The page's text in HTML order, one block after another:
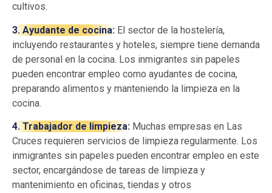
cultivos.
3. Ayudante de cocina: El sector de la hostelería,
incluyendo restaurantes y hoteles, siempre tiene demanda
de personal en la cocina. Los inmigrantes sin papeles
pueden encontrar empleo como ayudantes de cocina,
preparando alimentos y manteniendo la limpieza en la
cocina.
4. Trabajador de limpieza: Muchas empresas en Las
Cruces requieren servicios de limpieza regularmente. Los
inmigrantes sin papeles pueden encontrar empleo en este
sector, encargándose de tareas de limpieza y
mantenimiento en oficinas, tiendas y otros